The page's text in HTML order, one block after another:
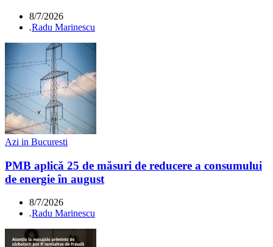
8/7/2026
.Radu Marinescu
Azi in Bucuresti
PMB aplică 25 de măsuri de reducere a consumului
de energie în august
8/7/2026
.Radu Marinescu